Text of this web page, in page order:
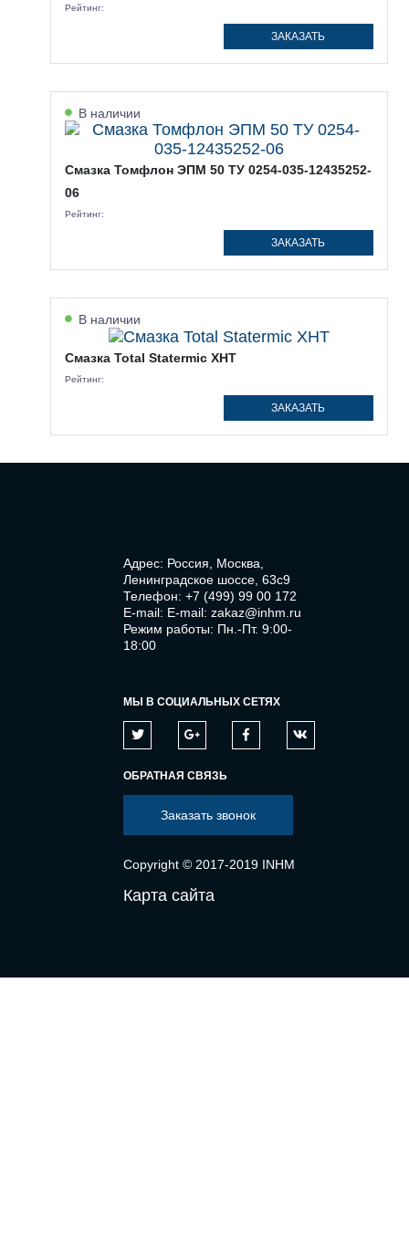
Рейтинг:
ЗАКАЗАТЬ
В наличии
Смазка Томфлон ЭПМ 50 ТУ 0254-035-12435252-
06
Рейтинг:
ЗАКАЗАТЬ
В наличии
Смазка Total Statermic XHT
Рейтинг:
ЗАКАЗАТЬ
Адрес: Россия, Москва,
Ленинградское шоссе, 63с9
Телефон: +7 (499) 99 00 172
E-mail: E-mail: zakaz@inhm.ru
Режим работы: Пн.-Пт. 9:00-
18:00
МЫ В СОЦИАЛЬНЫХ СЕТЯХ
ОБРАТНАЯ СВЯЗЬ
Заказать звонок
Copyright © 2017-2019 INHM
Карта сайта